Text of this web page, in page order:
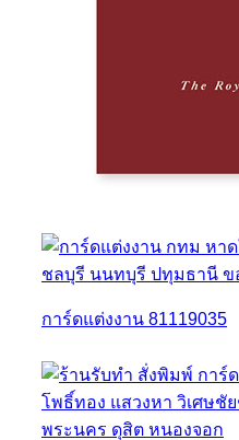
การ์ดแต่งงาน 81119035